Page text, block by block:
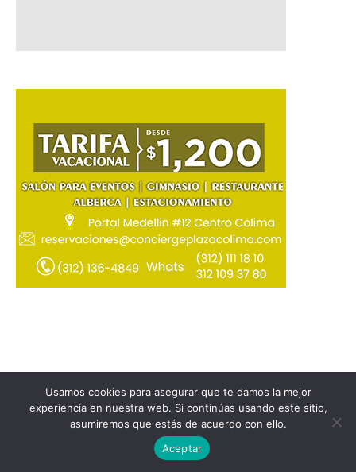
Usamos cookies para asegurar que te damos la mejor
experiencia en nuestra web. Si continúas usando este sitio,
asumiremos que estás de acuerdo con ello.
Aceptar